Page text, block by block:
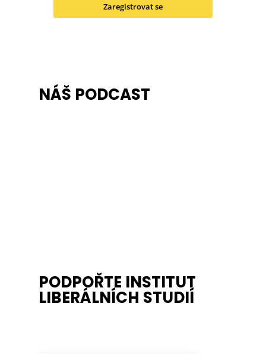
Zaregistrovat se
NÁŠ PODCAST
PODPOŘTE INSTITUT
LIBERÁLNÍCH STUDIÍ